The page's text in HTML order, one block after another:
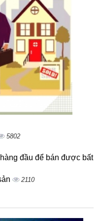
5802
đầu để bán được bất
2110